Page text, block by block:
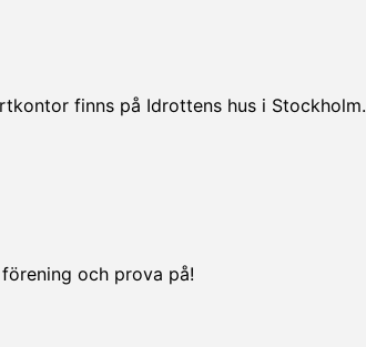
finns på Idrottens hus i Stockholm.
och prova på!